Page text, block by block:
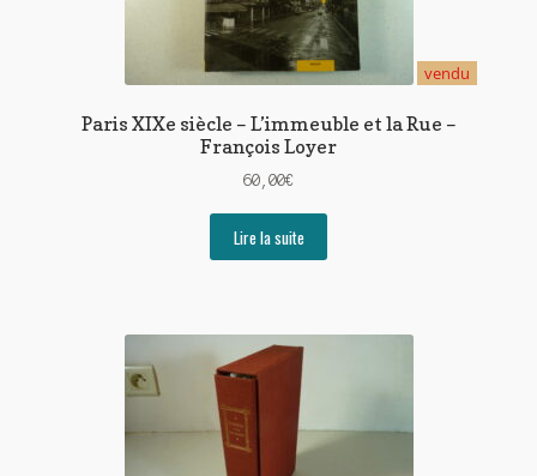
vendu
Paris XIXe siècle – L’immeuble et la Rue –
François Loyer
60,00€
Lire la suite